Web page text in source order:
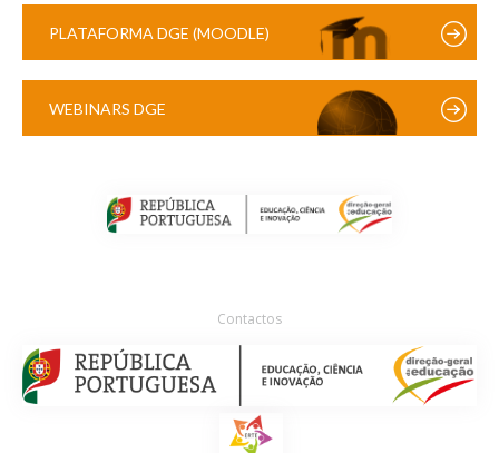
PLATAFORMA DGE (MOODLE)
WEBINARS DGE
Contactos